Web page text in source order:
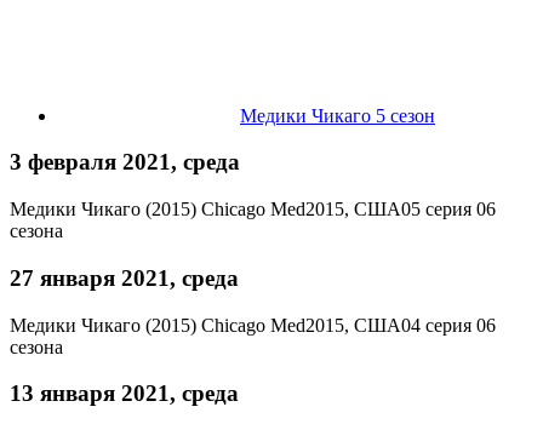
Медики Чикаго 5 сезон
3 февраля 2021, среда
Медики Чикаго (2015) Chicago Med2015, США05 серия 06
сезона
27 января 2021, среда
Медики Чикаго (2015) Chicago Med2015, США04 серия 06
сезона
13 января 2021, среда